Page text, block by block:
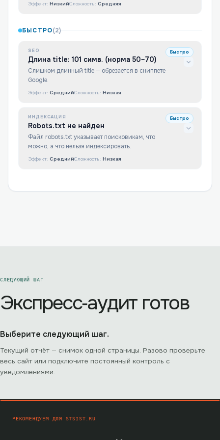
Эффект: НизкийСложность: Средняя
БЫСТРО(2)
SEO
Длина title: 101 симв. (норма 50–70)
Слишком длинный title — обрезается в сниппете
Google.
Быстро
Эффект: СреднийСложность: Низкая
ИНДЕКСАЦИЯ
Robots.txt не найден
Файл robots.txt указывает поисковикам, что
можно, а что нельзя индексировать.
Быстро
Эффект: СреднийСложность: Низкая
СЛЕДУЮЩИЙ ШАГ
Экспресс‑аудит готов
Выберите следующий шаг.
Текущий отчёт — снимок одной страницы. Разово проверьте
весь сайт или подключите постоянный контроль с
уведомлениями.
РЕКОМЕНДУЕМ ДЛЯ STSIST.RU